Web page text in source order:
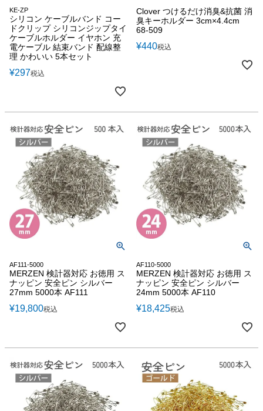
KE-ZP
シリコン ケーブルバンド コー
ドクリップ シリコンジップタイ
ケーブルホルダー イヤホン 充
電ケーブル 結束バンド 配線整
理 かわいい 5本セット
¥297税込
Clover つけるだけ消臭&抗菌 消
臭キーホルダー 3cm×4.4cm
68-509
¥440税込
AF111-5000
MERZEN 検計器対応 お徳用 ス
ナッピン 安全ピン シルバー
27mm 5000本 AF111
¥19,800税込
AF110-5000
MERZEN 検計器対応 お徳用 ス
ナッピン 安全ピン シルバー
24mm 5000本 AF110
¥18,425税込